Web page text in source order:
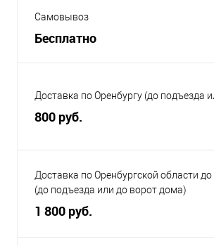
Самовывоз
Бесплатно
Доставка по Оренбургу (до подъезда
800 руб.
Доставка по Оренбургской области до
(до подъезда или до ворот дома)
1 800 руб.